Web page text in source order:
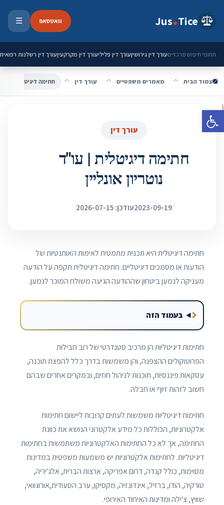
פתח סרגל נגישות
Jus Tice וואטסאפ ☰
תחומי חיפוש מרכזייםעורך דין גירושיןעורך דין פליליעורך דין מקרקעיןעורך דין רשלנות רפואית
עמוד הבית מאמרים משפטיים עורך דין חתימה דיגיטלית | עו"ד
עורך דין
חתימה דיגיטלית | עו"ד
נוטריון אונליין
2023-09-19עודכן: 2026-07-15
חתימה דיגיטלית היא תכנית מתמטית לאימות האותנטיות של
הודעות או מסמכים דיגיטליים. חתימה דיגיטלית תקפה על הודעה
מעניקה לנמען ביטחון שההודעה הגיעה משולח המוכר לנמען.
בעמוד הזה
חתימות דיגיטליות הן מרכיב סטנדרטי של רוב חבילות
הפרוטוקולים ההצפנה, והן משמשות בדרך כלל להפצת תוכנה,
עסקאות פיננסיות, תוכנות לניהול חוזים, ובמקרים אחרים שבהם
חשוב לזהות זיוף או חבלה.
חתימות דיגיטליות משמשות לעתים קרובות ליישום חתימות
אלקטרוניות, הכוללות כל מידע אלקטרוני הנושא את כוונת
החתימה, אך לא כל החתימות האלקטרוניות משתמשות בחתימות
דיגיטליות. לחתימות אלקטרוניות יש משמעות משפטית במדינות
מסוימות, כולל קנדה, דרום אפריקה, ארצות הברית, אלג'יריה,
טורקיה, הודו, ברזיל, אינדונזיה, מקסיקו, ערב הסעודית,אורוגוואי,
שוויץ, צ'ילה ומדינות האיחוד האירופי.